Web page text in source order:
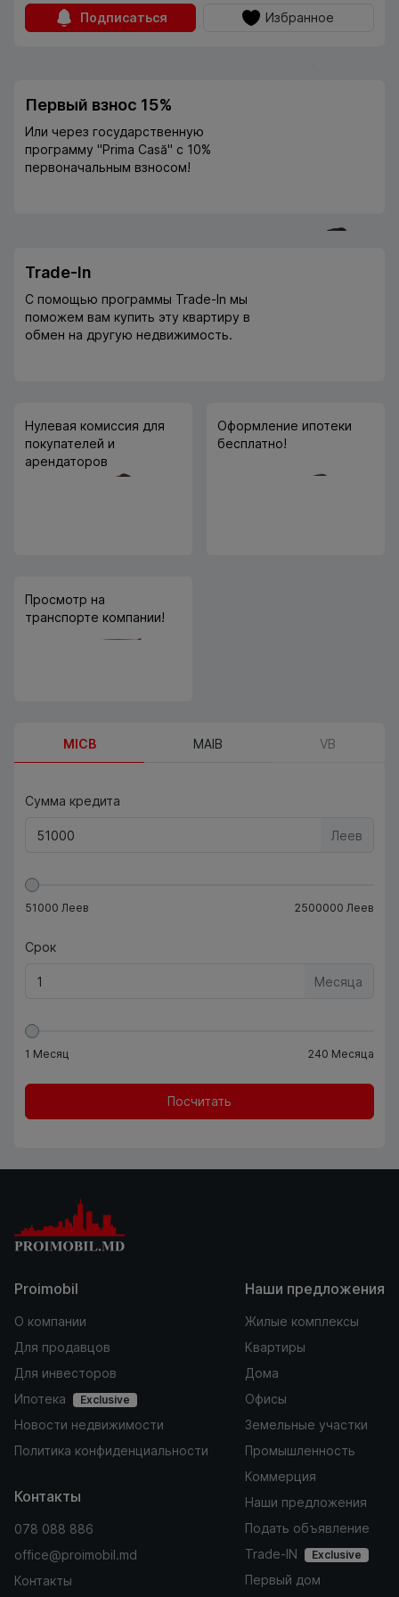
Подписаться Избранное
Первый взнос 15%
Или через государственную
программу "Prima Casă" с 10%
первоначальным взносом!
Trade-In
С помощью программы Trade-In мы
поможем вам купить эту квартиру в
обмен на другую недвижимость.
Нулевая комиссия для
покупателей и
арендаторов
Оформление ипотеки
бесплатно!
Просмотр на
транспорте компании!
MICB MAIB VB
Сумма кредита
Леев
51000 Леев 2500000 Леев
Срок
Месяца
1 Месяц 240 Месяца
Посчитать
Proimobil
О компании
Для продавцов
Для инвесторов
Ипотека
Exclusive
Новости недвижимости
Политика конфиденциальности
Наши предложения
Жилые комплексы
Квартиры
Дома
Офисы
Земельные участки
Промышленность
Коммерция
Наши предложения
Подать объявление
Trade-IN
Exclusive
Первый дом
Контакты
078 088 886
office@proimobil.md
Контакты